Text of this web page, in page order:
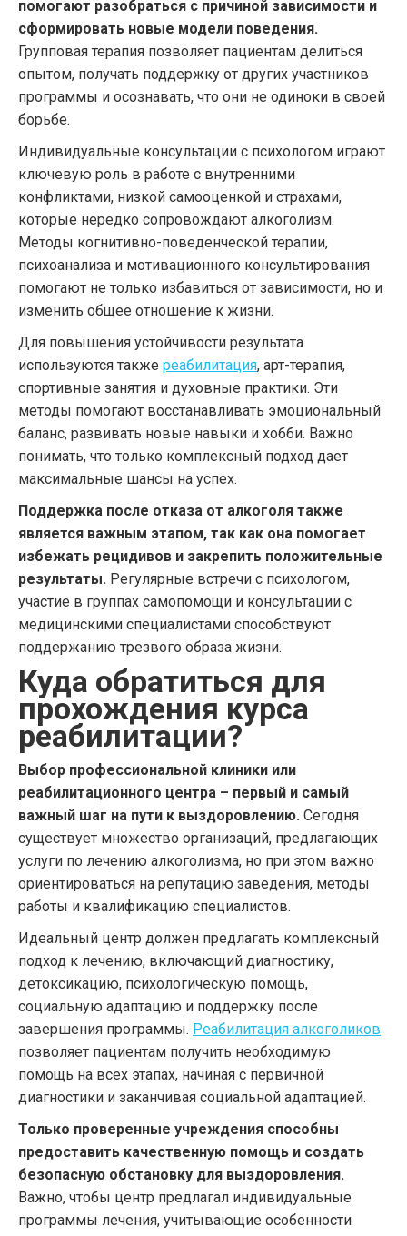
помогают разобраться с причиной зависимости и
сформировать новые модели поведения.
Групповая терапия позволяет пациентам делиться
опытом, получать поддержку от других участников
программы и осознавать, что они не одиноки в своей
борьбе.
Индивидуальные консультации с психологом играют
ключевую роль в работе с внутренними
конфликтами, низкой самооценкой и страхами,
которые нередко сопровождают алкоголизм.
Методы когнитивно-поведенческой терапии,
психоанализа и мотивационного консультирования
помогают не только избавиться от зависимости, но и
изменить общее отношение к жизни.
Для повышения устойчивости результата
используются также реабилитация, арт-терапия,
спортивные занятия и духовные практики. Эти
методы помогают восстанавливать эмоциональный
баланс, развивать новые навыки и хобби. Важно
понимать, что только комплексный подход дает
максимальные шансы на успех.
Поддержка после отказа от алкоголя также
является важным этапом, так как она помогает
избежать рецидивов и закрепить положительные
результаты. Регулярные встречи с психологом,
участие в группах самопомощи и консультации с
медицинскими специалистами способствуют
поддержанию трезвого образа жизни.
Куда обратиться для
прохождения курса
реабилитации?
Выбор профессиональной клиники или
реабилитационного центра – первый и самый
важный шаг на пути к выздоровлению. Сегодня
существует множество организаций, предлагающих
услуги по лечению алкоголизма, но при этом важно
ориентироваться на репутацию заведения, методы
работы и квалификацию специалистов.
Идеальный центр должен предлагать комплексный
подход к лечению, включающий диагностику,
детоксикацию, психологическую помощь,
социальную адаптацию и поддержку после
завершения программы. Реабилитация алкоголиков
позволяет пациентам получить необходимую
помощь на всех этапах, начиная с первичной
диагностики и заканчивая социальной адаптацией.
Только проверенные учреждения способны
предоставить качественную помощь и создать
безопасную обстановку для выздоровления.
Важно, чтобы центр предлагал индивидуальные
программы лечения, учитывающие особенности